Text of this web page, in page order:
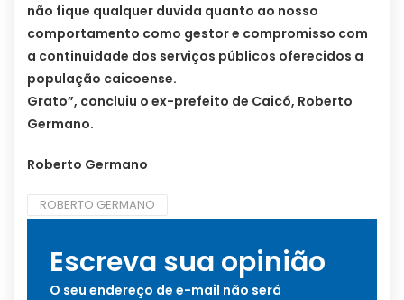
não fique qualquer duvida quanto ao nosso
comportamento como gestor e compromisso com
a continuidade dos serviços públicos oferecidos a
população caicoense.
Grato”, concluiu o ex-prefeito de Caicó, Roberto
Germano.
Roberto Germano
ROBERTO GERMANO
Escreva sua opinião
O seu endereço de e-mail não será